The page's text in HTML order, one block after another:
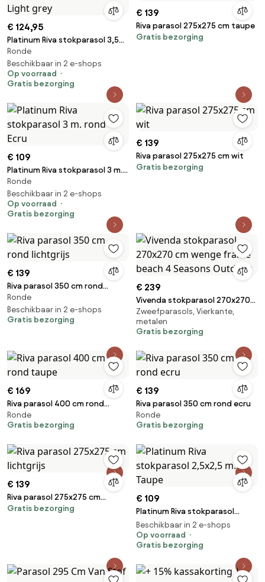
€ 124,95
Platinum Riva stokparasol 3,5
m. rond - Light grey
Ronde
Beschikbaar in 2 e-shops
Op voorraad
Gratis bezorging
€ 139
Riva parasol 275x275 cm taupe
Gratis bezorging
€ 109
Platinum Riva stokparasol 3 m.
rond - Ecru
Ronde
Beschikbaar in 2 e-shops
Op voorraad
Gratis bezorging
€ 139
Riva parasol 275x275 cm wit
Gratis bezorging
€ 139
Riva parasol 350 cm rond
lichtgrijs
Ronde
Beschikbaar in 2 e-shops
Gratis bezorging
€ 239
Vivenda stokparasol 270x270
cm wenge frame beach 4
Seasons Outdoor
Zweefparasols, Vierkante,
metalen
Gratis bezorging
€ 169
Riva parasol 400 cm rond
taupe
Ronde
Gratis bezorging
€ 139
Riva parasol 350 cm rond ecru
Ronde
Gratis bezorging
€ 139
Riva parasol 275x275 cm
lichtgrijs
Gratis bezorging
€ 109
Platinum Riva stokparasol
2,5x2,5 m. - Taupe
Beschikbaar in 2 e-shops
Op voorraad
Gratis bezorging